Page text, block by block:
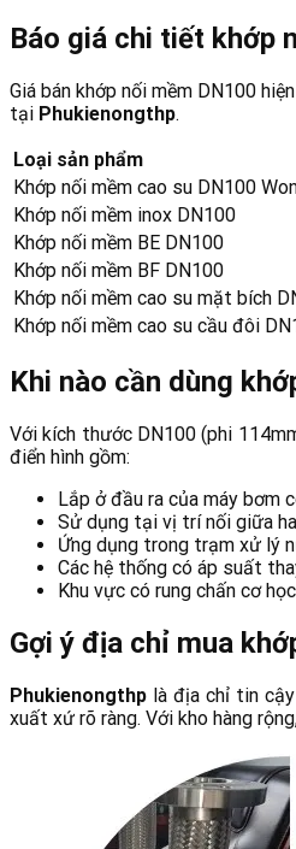
Báo giá chi tiết khớp
Giá bán khớp nối mềm DN100
tại Phukienongthp.
Loại sản phẩm
Khớp nối mềm cao su DN100
Khớp nối mềm inox DN100
Khớp nối mềm BE DN100
Khớp nối mềm BF DN100
Khớp nối mềm cao su mặt bích
Khớp nối mềm cao su cầu đôi
Khi nào cần dùng
Với kích thước DN100 (phi
điển hình gồm:
Lắp ở đầu ra của máy bơm
Sử dụng tại vị trí nối giữa
Ứng dụng trong trạm xử lý
Các hệ thống có áp suất
Khu vực có rung chấn cơ
Gợi ý địa chỉ mua
Phukienongthp là địa chỉ tin
xuất xứ rõ ràng. Với kho hàng